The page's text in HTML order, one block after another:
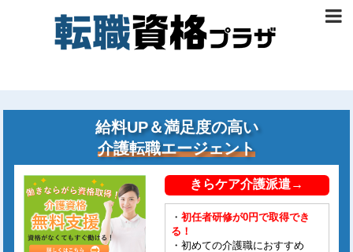
給料UP＆満足度の高い
介護転職エージェント
きらケア介護派遣→
・初任者研修が0円で取得でき
る！
・初めての介護職におすすめ